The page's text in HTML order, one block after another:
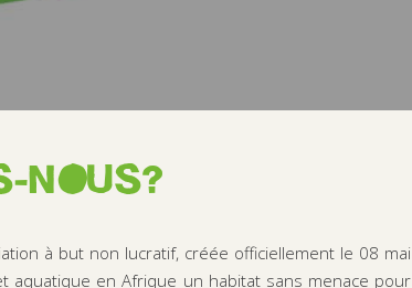
NOUS?
à but non lucratif, créée officiellement le 08 mai
aquatique en Afrique un habitat sans menace pour